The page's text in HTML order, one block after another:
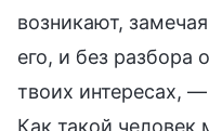
возникают,
его, и без разбора
твоих интересах,
Как такой